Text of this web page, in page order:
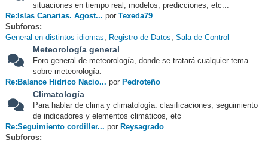
situaciones en tiempo real, modelos, predicciones, etc...
Re:Islas Canarias. Agost... por Texeda79
Subforos
General en distintos idiomas
Registro de Datos Sala de Control
Meteorología general
Foro general de meteorología, donde se tratará cualquier tema
sobre meteorología.
Re:Balance Hidrico Nacio... por Pedroteño
Climatología
Para hablar de clima y climatología: clasificaciones, seguimiento
de indicadores y elementos climáticos, etc
Re:Seguimiento cordiller... por Reysagrado
Subforos